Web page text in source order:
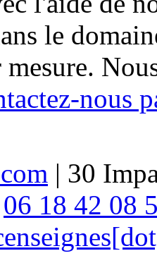
le
nous
| 30
06 18 42 08